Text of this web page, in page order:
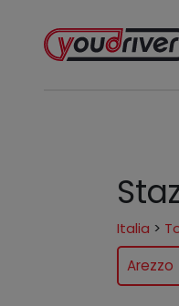
Italia >
Arezzo